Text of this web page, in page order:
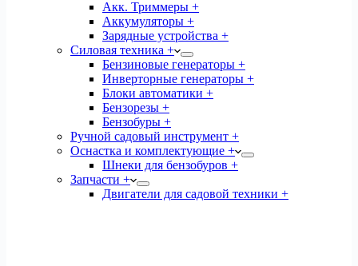
Акк. Триммеры +
Аккумуляторы +
Зарядные устройства +
Силовая техника +
Бензиновые генераторы +
Инверторные генераторы +
Блоки автоматики +
Бензорезы +
Бензобуры +
Ручной садовый инструмент +
Оснастка и комплектующие +
Шнеки для бензобуров +
Запчасти +
Двигатели для садовой техники +